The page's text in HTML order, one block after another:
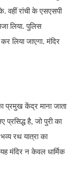
वहीं रांची के एसएसपी
लिया. पुलिस
लिया जाएगा. मंदिर
प्रमुख केंद्र माना जाता
प्रसिद्ध है, जो पुरी का
रथ यात्रा का
मंदिर न केवल धार्मिक